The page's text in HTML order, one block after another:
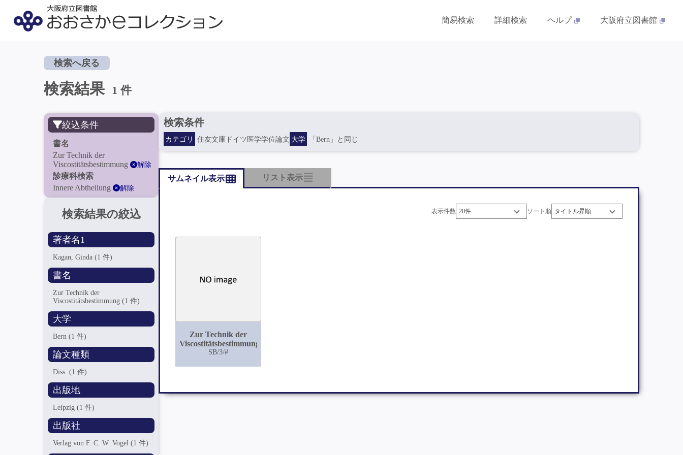
簡易検索 詳細検索 ヘルプ 大阪府立図書館
検索へ戻る
検索結果 1 件
絞込条件
書名
Zur Technik der
Viscostitätsbestimmung
解除
診療科検索
Innere Abtheilung
解除
検索結果の絞込
著者名1
Kagan, Ginda(1 件)
書名
Zur Technik der
Viscostitätsbestimmung(1 件)
大学
Bern(1 件)
論文種類
Diss.(1 件)
出版地
Leipzig(1 件)
出版社
Verlag von F. C. W. Vogel(1 件)
検索条件
カテゴリ 住友文庫ドイツ医学学位論文 大学 「Bern」と同じ
サムネイル表示 リスト表示
表示件数 ソート順
Zur Technik der
Viscostitätsbestimmung
SB/3/#